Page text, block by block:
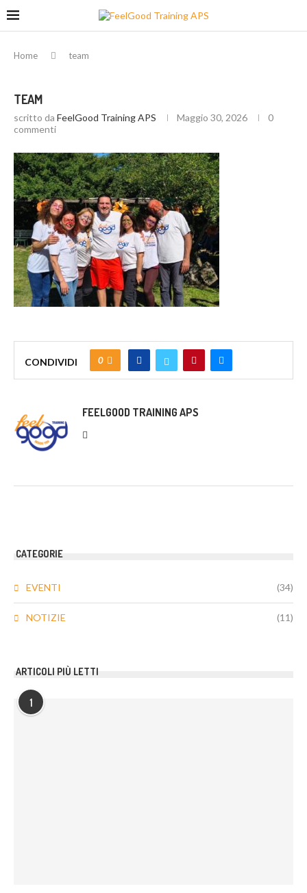
Home team
TEAM
scritto da FeelGood Training APS Maggio 30, 2026
0
commenti
CONDIVIDI 0
FEELGOOD TRAINING APS
CATEGORIE
EVENTI (34)
NOTIZIE (11)
ARTICOLI PIÙ LETTI
1